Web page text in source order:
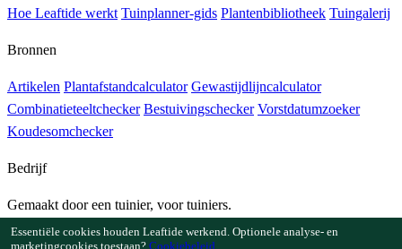
Hoe Leaftide werkt Tuinplanner-gids Plantenbibliotheek Tuingalerij
Bronnen
Artikelen Plantafstandcalculator Gewastijdlijncalculator
Combinatieteeltchecker Bestuivingschecker Vorstdatumzoeker
Koudesomchecker
Bedrijf
Gemaakt door een tuinier, voor tuiniers.
Gebouwd en ondersteund in Europa.
Essentiële cookies houden Leaftide werkend. Optionele analyse- en
marketingcookies toestaan? Cookiebeleid